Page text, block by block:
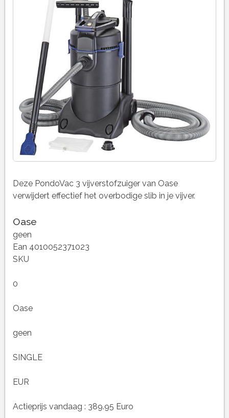
Deze PondoVac 3 vijverstofzuiger van Oase
verwijdert effectief het overbodige slib in je vijver.
Oase
geen
Ean 4010052371023
SKU
0
Oase
geen
SINGLE
EUR
Actieprijs vandaag : 389.95 Euro